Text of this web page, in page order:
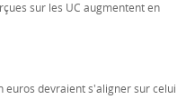
sur les UC augmentent en
euros devraient s'aligner sur celui